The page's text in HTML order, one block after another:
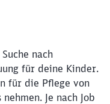
nach
für deine Kinder.
für die Pflege von
Je nach Job
Schließen